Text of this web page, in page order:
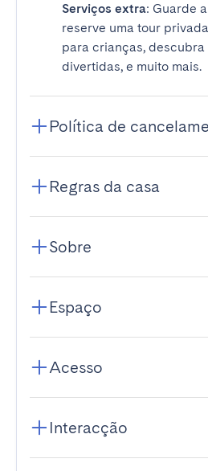
Serviços extra: Guarde
reserve uma tour
para crianças,
divertidas, e muito mais.
Política de
Regras da casa
Sobre
Espaço
Acesso
Interacção